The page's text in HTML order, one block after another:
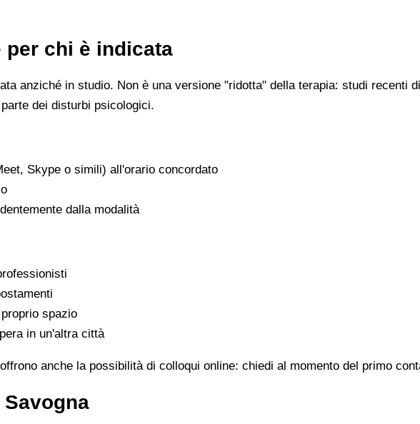
per chi è indicata
anziché in studio. Non è una versione "ridotta" della terapia: studi recenti
dei disturbi psicologici.
Skype o simili) all'orario concordato
dalla modalità
spazio
in un'altra città
anche la possibilità di colloqui online: chiedi al momento del primo